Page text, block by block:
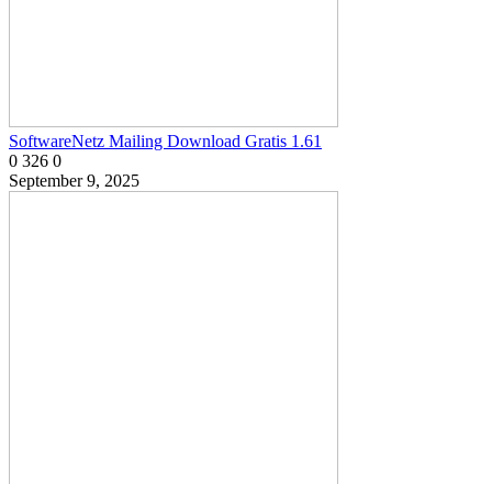
SoftwareNetz Mailing Download Gratis 1.61
0 326 0
September 9, 2025